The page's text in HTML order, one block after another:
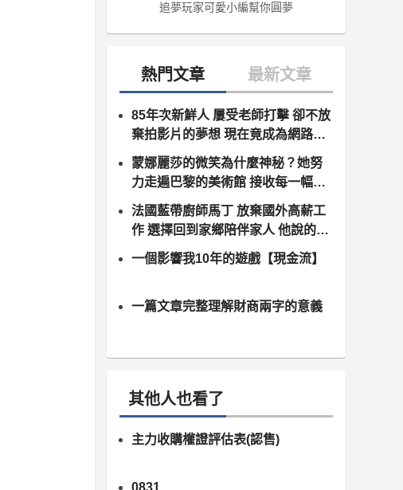
追夢玩家可愛小編幫你圓夢
85年次新鮮人 屢受老師打擊 卻不放
棄拍影片的夢想 現在竟成為網路知
名Youtuber
蒙娜麗莎的微笑為什麼神秘？她努
力走遍巴黎的美術館 接收每一幅作
品的生命痕跡 旅英歸國成為台灣之
光
法國藍帶廚師馬丁 放棄國外高薪工
作 選擇回到家鄉陪伴家人 他說的這
番「真心話」 讓網友哭爆
一個影響我10年的遊戲【現金流】
一篇文章完整理解財商兩字的意義
其他人也看了
主力收購權證評估表(認售)